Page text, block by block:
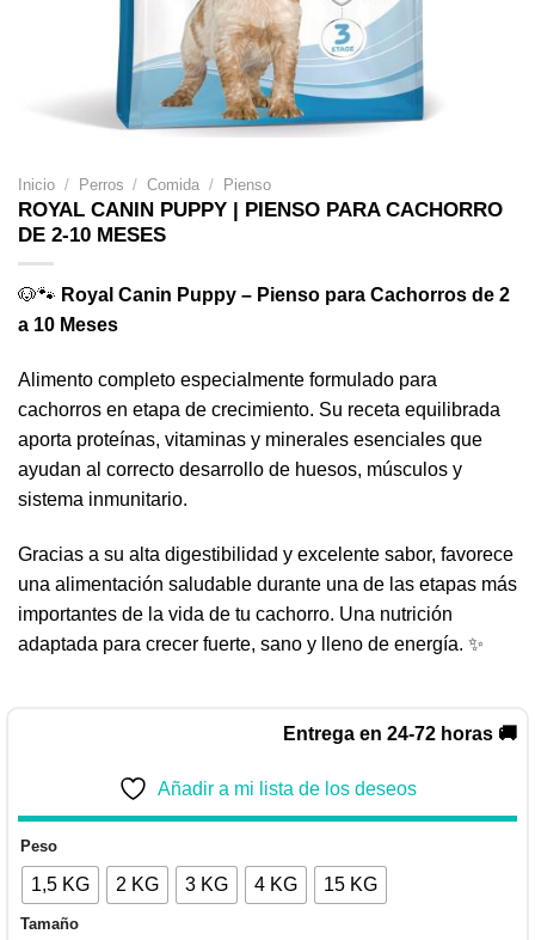
Inicio / Perros / Comida / Pienso
ROYAL CANIN PUPPY | PIENSO PARA CACHORRO
DE 2-10 MESES
🐶🐾 Royal Canin Puppy – Pienso para Cachorros de 2
a 10 Meses
Alimento completo especialmente formulado para
cachorros en etapa de crecimiento. Su receta equilibrada
aporta proteínas, vitaminas y minerales esenciales que
ayudan al correcto desarrollo de huesos, músculos y
sistema inmunitario.
Gracias a su alta digestibilidad y excelente sabor, favorece
una alimentación saludable durante una de las etapas más
importantes de la vida de tu cachorro. Una nutrición
adaptada para crecer fuerte, sano y lleno de energía. ✨
Entrega en 24-72 horas 🚚
Añadir a mi lista de los deseos
Peso
1,5 KG 2 KG 3 KG 4 KG 15 KG
Tamaño